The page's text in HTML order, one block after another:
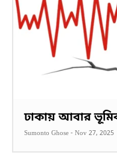
ঢাকায় আবার
Sumonto Ghose - Nov 27, 2025